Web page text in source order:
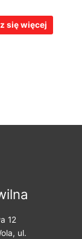
się więcej
12
ul.